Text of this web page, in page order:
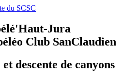
Jura
Club SanClaudien
descente de canyons